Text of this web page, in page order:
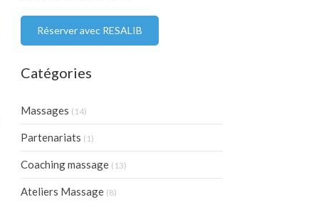
Réserver avec RESALIB
Catégories
Massages (14)
Partenariats (1)
Coaching massage (13)
Ateliers Massage (8)